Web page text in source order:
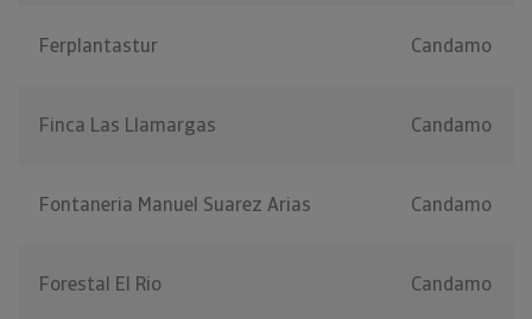
Ferplantastur Candamo
Finca Las Llamargas Candamo
Fontaneria Manuel Suarez Arias Candamo
Forestal El Rio Candamo